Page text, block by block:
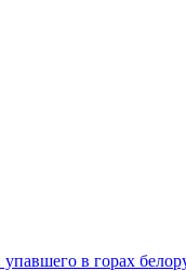
в горах